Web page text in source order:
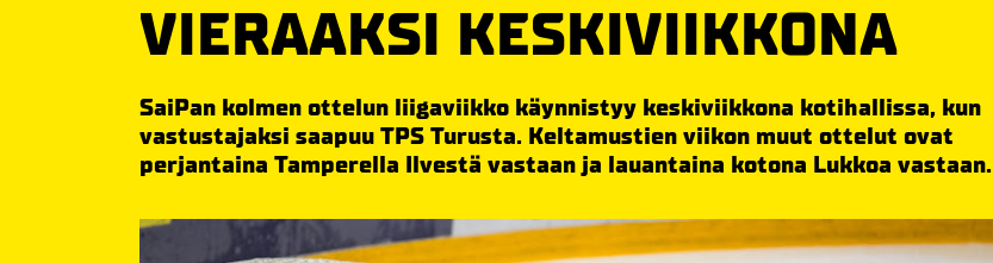
VIERAAKSI KESKIVIIKKONA
SaiPan kolmen ottelun liigaviikko käynnistyy keskiviikkona kotihallissa, kun
vastustajaksi saapuu TPS Turusta. Keltamustien viikon muut ottelut ovat
perjantaina Tamperella Ilvestä vastaan ja lauantaina kotona Lukkoa vastaan.